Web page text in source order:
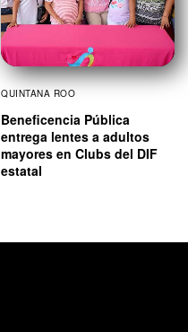
QUINTANA ROO
Beneficencia Pública
entrega lentes a adultos
mayores en Clubs del DIF
estatal